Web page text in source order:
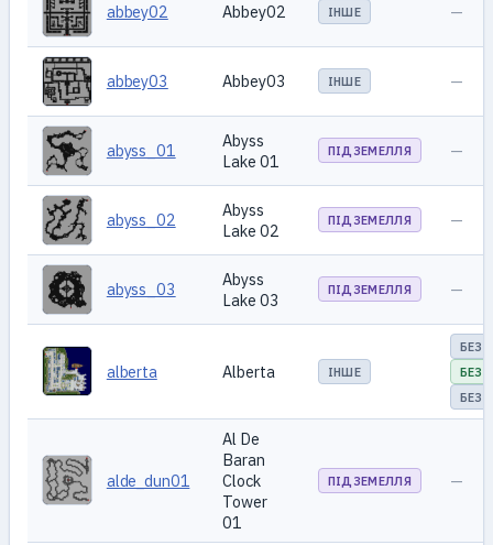
abbey02 Abbey02 ІНШЕ —
abbey03 Abbey03 ІНШЕ —
abyss_01
Abyss
Lake 01
ПІДЗЕМЕЛЛЯ —
abyss_02
Abyss
Lake 02
ПІДЗЕМЕЛЛЯ —
abyss_03
Abyss
Lake 03
ПІДЗЕМЕЛЛЯ —
alberta Alberta ІНШЕ
БЕЗ
БЕЗ
БЕЗ
alde_dun01
Al De
Baran
Clock
Tower
01
ПІДЗЕМЕЛЛЯ —